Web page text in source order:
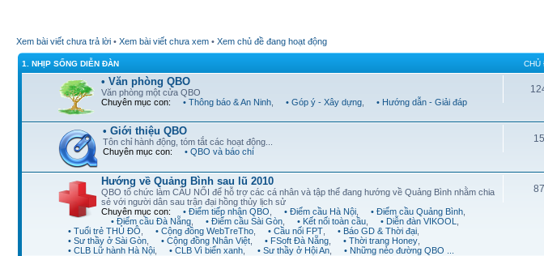
Xem bài viết chưa trả lời • Xem bài viết chưa xem • Xem chủ đề đang hoạt động
1. NHỊP SỐNG DIỄN ĐÀN CHỦ
• Văn phòng QBO
Văn phòng một cửa QBO
Chuyên mục con:
• Thông báo & An Ninh • Góp ý - Xây dựng • Hướng dẫn - Giải đáp
• Giới thiệu QBO
Tôn chỉ hành động, tóm tắt các hoạt động...
Chuyên mục con:
• QBO và báo chí
15
Hướng về Quảng Bình sau lũ 2010
QBO tổ chức làm CẦU NỐI để hỗ trợ các cá nhân và tập thể đang hướng về Quảng Bình nhằm chia
sẻ với người dân sau trận đại hồng thủy lịch sử
Chuyên mục con:
• Điểm tiếp nhận QBO • Điểm cầu Hà Nội • Điểm cầu Quảng Bình
• Điểm cầu Đà Nẵng
• Điểm cầu Sài Gòn • Kết nối toàn cầu • Diễn đàn VIKOOL
• Tuổi trẻ THỦ ĐÔ
• Cộng đồng WebTreTho • Cầu nối FPT • Báo GD & Thời đại
• Sư thầy ở Sài Gòn
• Cộng đồng Nhân Việt • FSoft Đà Nẵng • Thời trang Honey
• CLB Lữ hành Hà Nội
• CLB Vì biển xanh • Sư thầy ở Hội An • Những nẻo đường QBO ...
87